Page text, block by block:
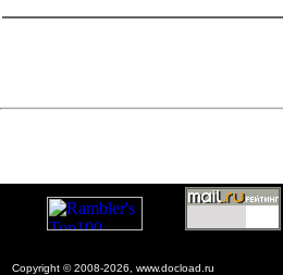
Copyright © 2008-2026, www.docload.ru